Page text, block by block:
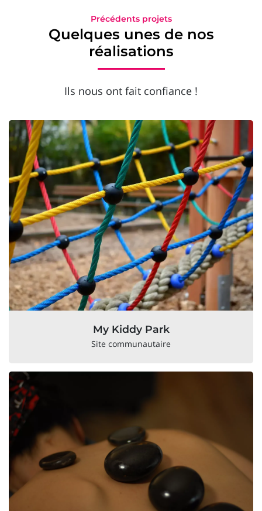
Précédents projets
Quelques unes de nos
réalisations
Ils nous ont fait confiance !
My Kiddy Park
Site communautaire